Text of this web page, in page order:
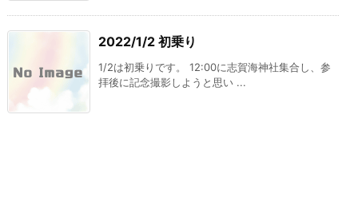
2022/1/2 初乗り
1/2は初乗りです。 12:00に志賀海神社集合し、参
拝後に記念撮影しようと思い ...